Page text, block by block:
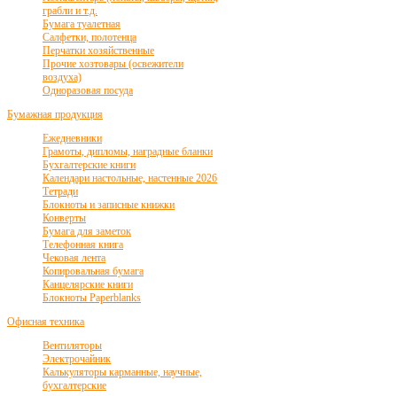
грабли и т.д.
Бумага туалетная
Салфетки, полотенца
Перчатки хозяйственные
Прочие хозтовары (освежители
воздуха)
Одноразовая посуда
Бумажная продукция
Ежедневники
Грамоты, дипломы, наградные бланки
Бухгалтерские книги
Календари настольные, настенные 2026
Тетради
Блокноты и записные книжки
Конверты
Бумага для заметок
Телефонная книга
Чековая лента
Копировальная бумага
Канцелярские книги
Блокноты Paperblanks
Офисная техника
Вентиляторы
Электрочайник
Калькуляторы карманные, научные,
бухгалтерские